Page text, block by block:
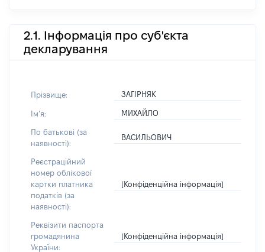
2.1. Інформація про суб'єкта
декларування
Прізвище: ЗАГІРНЯК
Імʼя: МИХАЙЛО
По батькові (за
наявності):
ВАСИЛЬОВИЧ
Реєстраційний
номер облікової
картки платника
податків (за
наявності):
[Конфіденційна інформація]
Реквізити паспорта
громадянина
України:
[Конфіденційна інформація]